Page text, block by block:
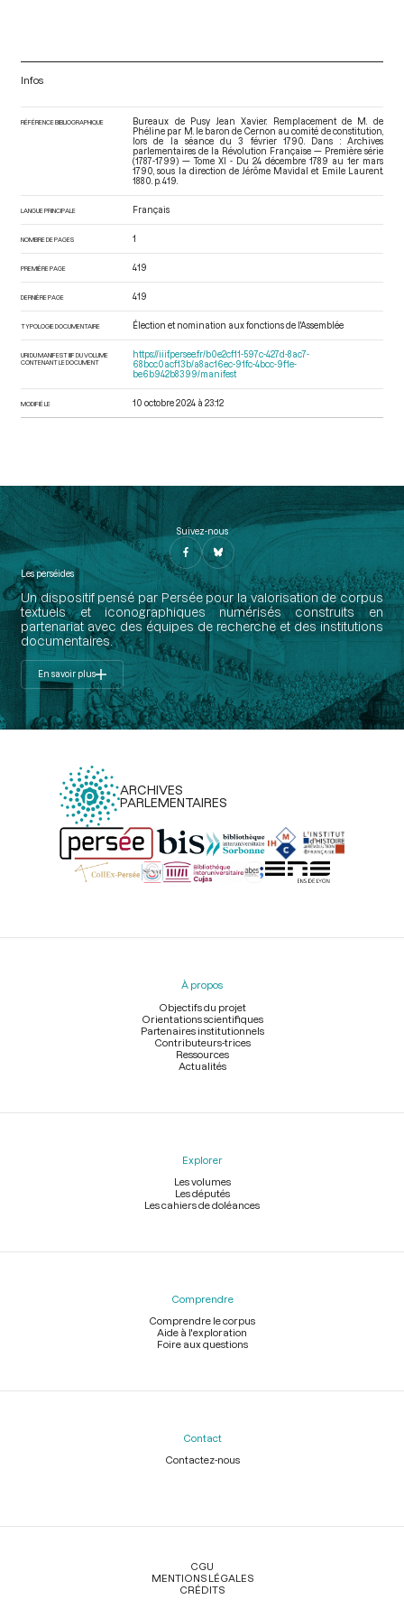
Infos
RÉFÉRENCE BIBLIOGRAPHIQUE
Bureaux de Pusy Jean Xavier. Remplacement de M. de
Phéline par M. le baron de Cernon au comité de constitution,
lors de la séance du 3 février 1790. Dans : Archives
parlementaires de la Révolution Française — Première série
(1787-1799) — Tome XI - Du 24 décembre 1789 au 1er mars
1790 , sous la direction de Jérôme Mavidal et Emile Laurent.
1880. p. 419.
LANGUE PRINCIPALE Français
NOMBRE DE PAGES 1
PREMIÈRE PAGE 419
DERNIÈRE PAGE 419
TYPOLOGIE DOCUMENTAIRE Élection et nomination aux fonctions de l'Assemblée
URI DU MANIFEST IIIF DU VOLUME
CONTENANT LE DOCUMENT
https://iiif.persee.fr/b0e2cf11-597c-427d-8ac7-
68bcc0acf13b/a8ac16ec-91fc-4bcc-9f1e-
be6b942b8399/manifest
MODIFIÉ LE 10 octobre 2024 à 23:12
Suivez-nous
Les perséides
Un dispositif pensé par Persée pour la valorisation de corpus
textuels et iconographiques numérisés construits en
partenariat avec des équipes de recherche et des institutions
documentaires.
En savoir plus
ARCHIVES
PARLEMENTAIRES
Menu
À propos
Objectifs du projet
Orientations scientifiques
Partenaires institutionnels
Contributeurs-trices
Ressources
Actualités
Explorer
Les volumes
Les députés
Les cahiers de doléances
Comprendre
Comprendre le corpus
Aide à l'exploration
Foire aux questions
Contact
Contactez-nous
Légal
CGU
MENTIONS LÉGALES
CRÉDITS